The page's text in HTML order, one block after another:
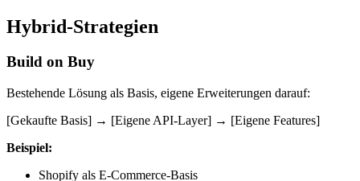
Hybrid-Strategien
Build on Buy
Bestehende Lösung als Basis, eigene Erweiterungen darauf:
[Gekaufte Basis] → [Eigene API-Layer] → [Eigene Features]
Beispiel:
Shopify als E-Commerce-Basis